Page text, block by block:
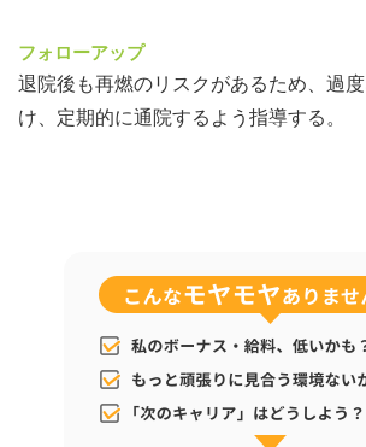
フォローアップ
退院後も再燃のリスクがあるため、過
け、定期的に通院するよう指導する。